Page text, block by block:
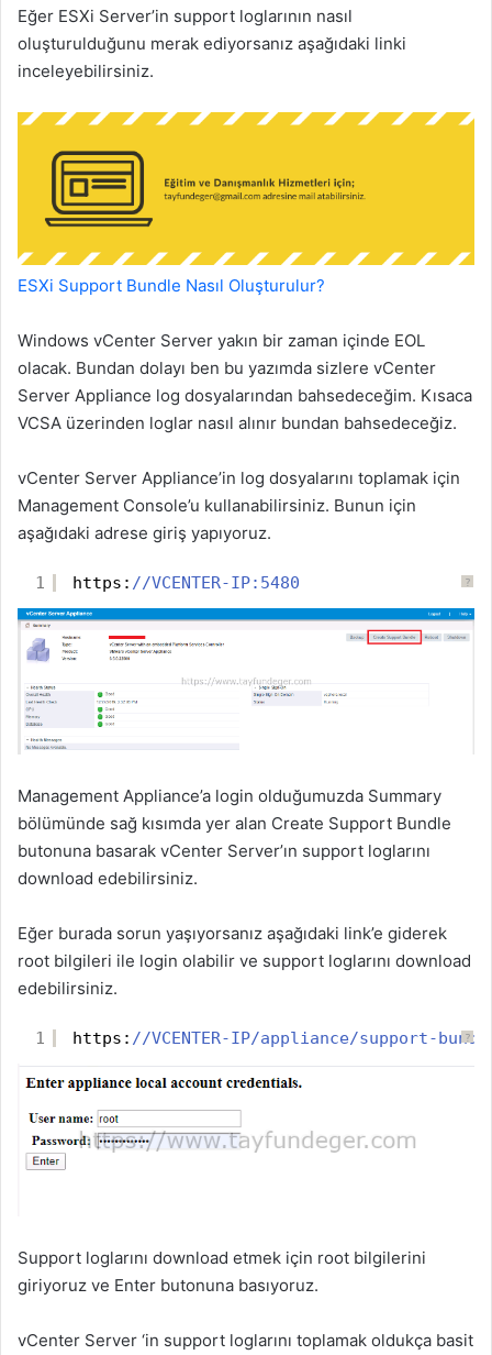
e
k
Eğer ESXi Server’in support loglarının nasıl
oluşturulduğunu merak ediyorsanız aşağıdaki linki
inceleyebilirsiniz.
ESXi Support Bundle Nasıl Oluşturulur?
Windows vCenter Server yakın bir zaman içinde EOL
olacak. Bundan dolayı ben bu yazımda sizlere vCenter
Server Appliance log dosyalarından bahsedeceğim. Kısaca
VCSA üzerinden loglar nasıl alınır bundan bahsedeceğiz.
vCenter Server Appliance’in log dosyalarını toplamak için
Management Console’u kullanabilirsiniz. Bunun için
aşağıdaki adrese giriş yapıyoruz.
?
1 https: //VCENTER-IP:5480
Management Appliance’a login olduğumuzda Summary
bölümünde sağ kısımda yer alan Create Support Bundle
butonuna basarak vCenter Server’ın support loglarını
download edebilirsiniz.
Eğer burada sorun yaşıyorsanız aşağıdaki link’e giderek
root bilgileri ile login olabilir ve support loglarını download
edebilirsiniz.
?
1 https: //VCENTER-IP/appliance/support-
Support loglarını download etmek için root bilgilerini
giriyoruz ve Enter butonuna basıyoruz.
vCenter Server ‘in support loglarını toplamak oldukça basit